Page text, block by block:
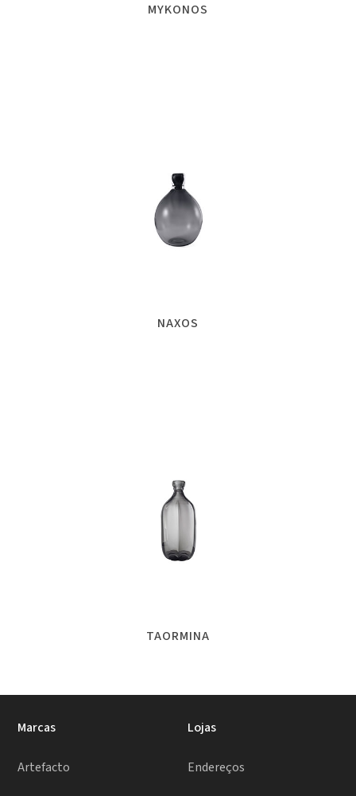
MYKONOS
NAXOS
TAORMINA
Marcas
Artefacto
Lojas
Endereços